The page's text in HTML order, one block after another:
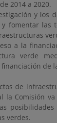
2014 a 2020.
y los
y fomentar las
a la
verde
de
de
la Comisión
verdes.